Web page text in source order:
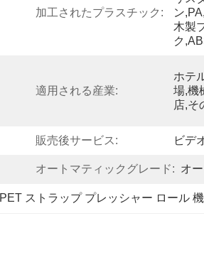
加工されたプラスチック:
ン
木製
ク
適用される産業:
ホテ
場,機
店,そ
販売後サービス: ビデ
オートマティックグレード: オ
PET ストラップ プレッシャー ロール